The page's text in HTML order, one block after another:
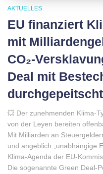
AKTUELLES
EU finanziert
mit
CO₂-
Deal mit
durchgepeitscht
💥 Der zunehmenden Klima-
von der Leyen bereiten
Mit Milliarden an
und angeblich „unabhängige
Klima-Agenda der EU-
Die sogenannte Green Deal-